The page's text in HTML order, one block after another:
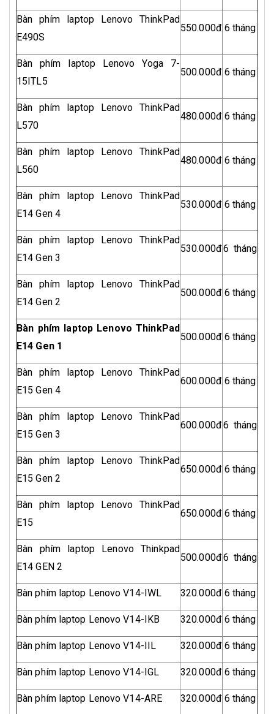
Bàn phím laptop Lenovo ThinkPad
E490S
550.000đ 6 tháng
Bàn phím laptop Lenovo Yoga 7-
15ITL5
500.000đ 6 tháng
Bàn phím laptop Lenovo ThinkPad
L570
480.000đ 6 tháng
Bàn phím laptop Lenovo ThinkPad
L560
480.000đ 6 tháng
Bàn phím laptop Lenovo ThinkPad
E14 Gen 4
530.000đ 6 tháng
Bàn phím laptop Lenovo ThinkPad
E14 Gen 3
530.000đ6 tháng
Bàn phím laptop Lenovo ThinkPad
E14 Gen 2
500.000đ 6 tháng
Bàn phím laptop Lenovo ThinkPad
E14 Gen 1
500.000đ 6 tháng
Bàn phím laptop Lenovo ThinkPad
E15 Gen 4
600.000đ 6 tháng
Bàn phím laptop Lenovo ThinkPad
E15 Gen 3
600.000đ6 tháng
Bàn phím laptop Lenovo ThinkPad
E15 Gen 2
650.000đ 6 tháng
Bàn phím laptop Lenovo ThinkPad
E15
650.000đ 6 tháng
Bàn phím laptop Lenovo Thinkpad
E14 GEN 2
500.000đ6 tháng
Bàn phím laptop Lenovo V14-IWL 320.000đ 6 tháng
Bàn phím laptop Lenovo V14-IKB 320.000đ 6 tháng
Bàn phím laptop Lenovo V14-IIL 320.000đ 6 tháng
Bàn phím laptop Lenovo V14-IGL 320.000đ 6 tháng
Bàn phím laptop Lenovo V14-ARE 320.000đ 6 tháng